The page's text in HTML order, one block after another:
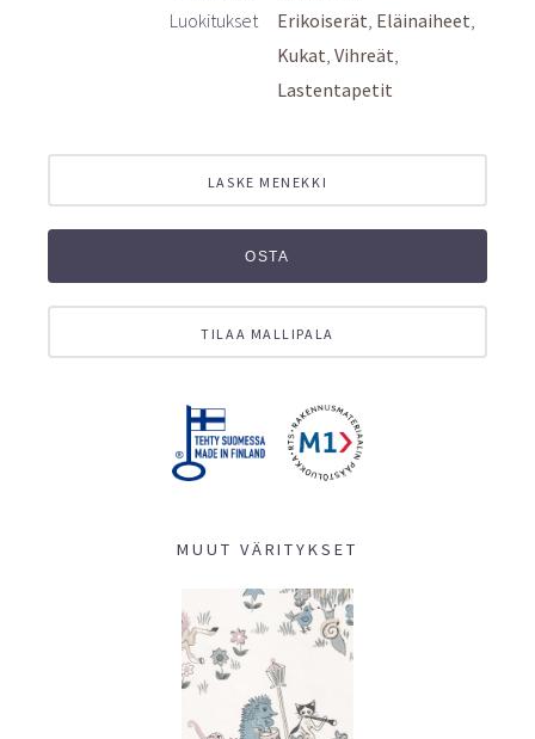
Luokitukset
Erikoiserät Eläinaiheet
Kukat Vihreät
Lastentapetit
LASKE MENEKKI
OSTA
TILAA MALLIPALA
MUUT VÄRITYKSET